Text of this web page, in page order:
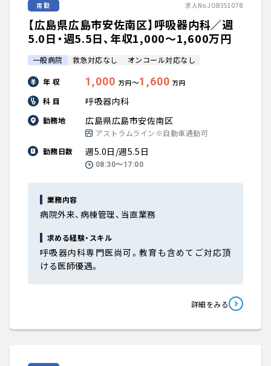
常勤 求人No.JOB351078
【広島県広島市安佐南区】呼吸器内科／週
5.0日・週5.5日、年収1,000〜1,600万円
一般病院 救急対応なし オンコール対応なし
年 収 1,000 万円〜1,600 万円
科 目 呼吸器内科
勤務地 広島県広島市安佐南区
アストラムライン※自動車通勤可
勤務日数
週5.0日/週5.5日
08:30〜17:00
業務内容
病院外来、病棟管理、当直業務
求める経験・スキル
呼吸器内科専門医尚可。教育も含めてご対応頂
ける医師優遇。
詳細をみる